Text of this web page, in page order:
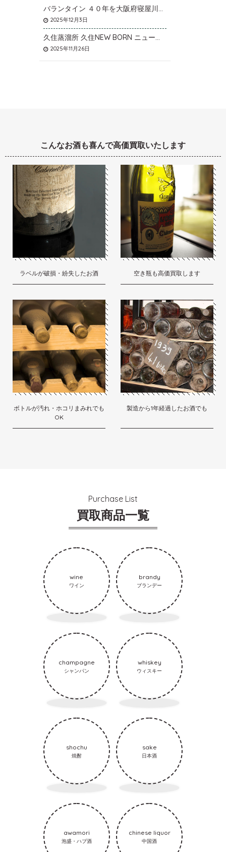
バランタイン ４０年を大阪府寝屋川市のお客様より店頭買取いたしました。
2025年12月3日
久住蒸溜所 久住NEW BORN ニューボーンを石川県石川市のお客様より宅配買取いたしました。
2025年11月26日
こんなお酒も喜んで高価買取いたします
ラベルが破損・紛失したお酒 空き瓶も高価買取します
ボトルが汚れ・ホコリまみれでも
OK
製造から1年経過したお酒でも
Purchase List
買取商品一覧
wine
ワイン
brandy
ブランデー
champagne
シャンパン
whiskey
ウィスキー
shochu
焼酎
sake
日本酒
awamori
泡盛・ハブ酒
chinese liquor
中国酒